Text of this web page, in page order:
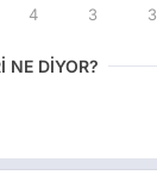
4 3 3
NE DİYOR?